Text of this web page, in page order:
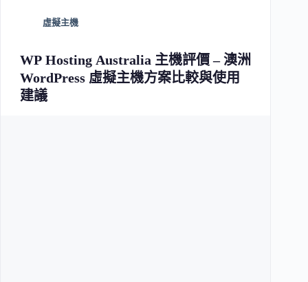
虛擬主機
WP Hosting Australia 主機評價 – 澳洲
WordPress 虛擬主機方案比較與使用
建議